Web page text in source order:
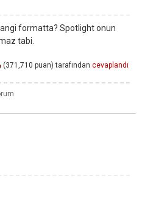
formatta? Spotlight onun
tabi.
(371,710 puan) tarafından cevaplandı